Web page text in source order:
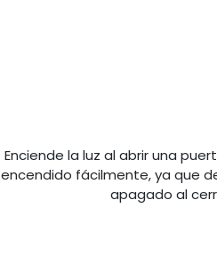
Enciende la luz al abrir una
encendido fácilmente, ya que
apagado al